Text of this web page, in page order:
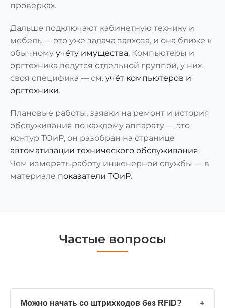
проверках.
Дальше подключают кабинетную технику и
мебель — это уже задача завхоза, и она ближе к
обычному учёту имущества. Компьютеры и
оргтехника ведутся отдельной группой, у них
своя специфика — см. учёт компьютеров и
оргтехники.
Плановые работы, заявки на ремонт и история
обслуживания по каждому аппарату — это
контур ТОиР, он разобран на странице
автоматизации технического обслуживания.
Чем измерять работу инженерной службы — в
материале показатели ТОиР.
Частые вопросы
Можно начать со штрихкодов без RFID? +